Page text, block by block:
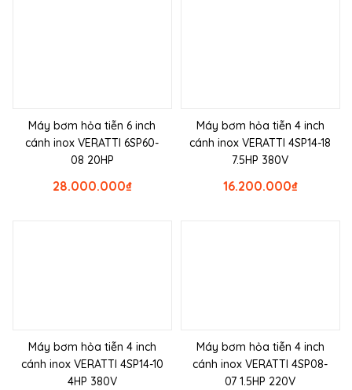
Máy bơm hỏa tiễn 6 inch
cánh inox VERATTI 6SP60-
08 20HP
₫
28.000.000
Máy bơm hỏa tiễn 4 inch
cánh inox VERATTI 4SP14-18
7.5HP 380V
₫
16.200.000
Máy bơm hỏa tiễn 4 inch
cánh inox VERATTI 4SP14-10
4HP 380V
Máy bơm hỏa tiễn 4 inch
cánh inox VERATTI 4SP08-
07 1.5HP 220V